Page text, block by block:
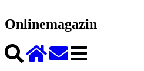
Onlinemagazin